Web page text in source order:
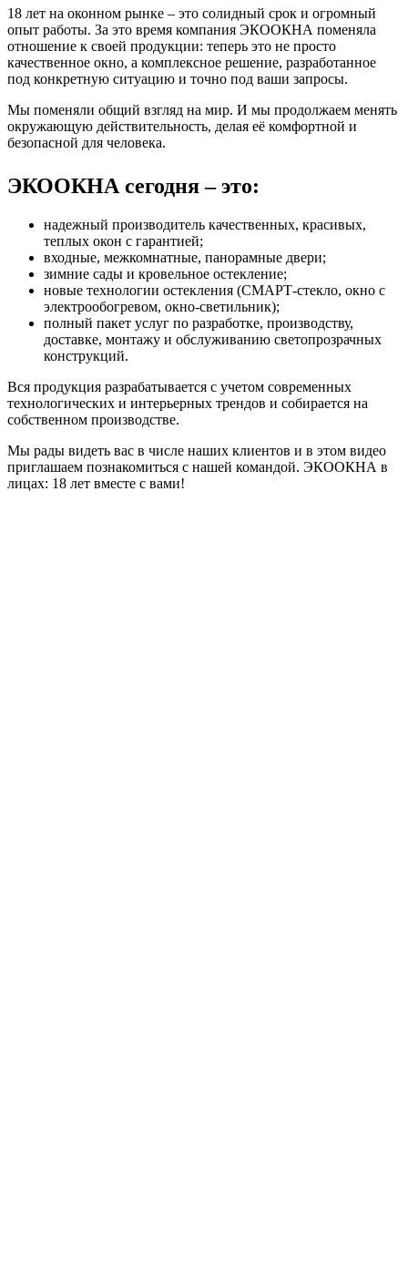
18 лет на оконном рынке – это солидный срок и огромный
опыт работы. За это время компания ЭКООКНА поменяла
отношение к своей продукции: теперь это не просто
качественное окно, а комплексное решение, разработанное
под конкретную ситуацию и точно под ваши запросы.
Мы поменяли общий взгляд на мир. И мы продолжаем менять
окружающую действительность, делая её комфортной и
безопасной для человека.
ЭКООКНА сегодня – это:
надежный производитель качественных, красивых,
теплых окон с гарантией;
входные, межкомнатные, панорамные двери;
зимние сады и кровельное остекление;
новые технологии остекления (СМАРТ-стекло, окно с
электрообогревом, окно-светильник);
полный пакет услуг по разработке, производству,
доставке, монтажу и обслуживанию светопрозрачных
конструкций.
Вся продукция разрабатывается с учетом современных
технологических и интерьерных трендов и собирается на
собственном производстве.
Мы рады видеть вас в числе наших клиентов и в этом видео
приглашаем познакомиться с нашей командой. ЭКООКНА в
лицах: 18 лет вместе с вами!